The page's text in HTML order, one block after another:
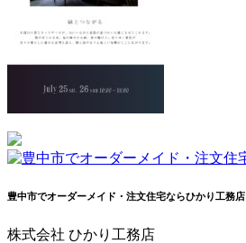
豊中市でオーダーメイド・注文住宅ならひかり工務店
株式会社 ひかり工務店